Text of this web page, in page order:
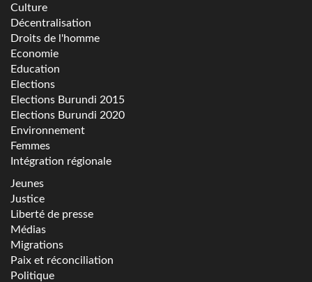
Culture
Décentralisation
Droits de l'homme
Economie
Education
Elections
Elections Burundi 2015
Elections Burundi 2020
Environnement
Femmes
Intégration régionale
Jeunes
Justice
Liberté de presse
Médias
Migrations
Paix et réconciliation
Politique